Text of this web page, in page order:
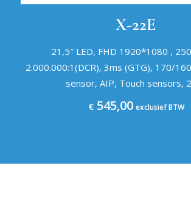
X-22E
21,5″ LED, FHD 1920*1080 ,
2.000.000:1(DCR), 3ms (GTG), 170/
sensor, AIP, Touch sensors,
€545,00 exclusief BTW